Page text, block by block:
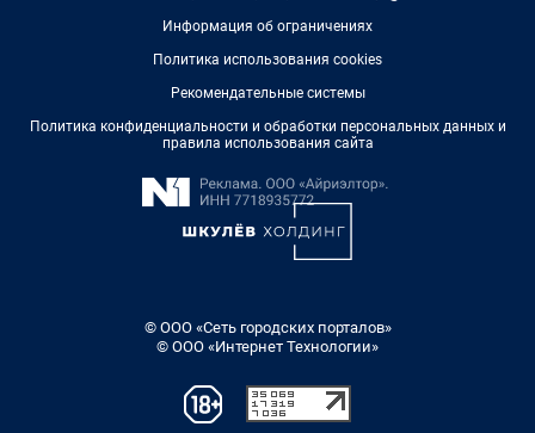
Информация об ограничениях
Политика использования cookies
Рекомендательные системы
Политика конфиденциальности и обработки персональных данных и
правила использования сайта
© ООО «Сеть городских порталов»
© ООО «Интернет Технологии»